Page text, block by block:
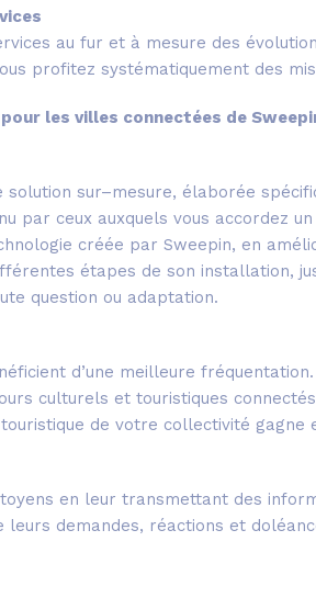
au fur et à mesure des
profitez systématiquement des
les villes connectées de
solution sur–mesure, élaborée
par ceux auxquels vous accordez
créée par Sweepin, en
étapes de son installation,
question ou adaptation.
d’une meilleure
culturels et touristiques
de votre collectivité gagne
en leur transmettant des
leurs demandes, réactions et